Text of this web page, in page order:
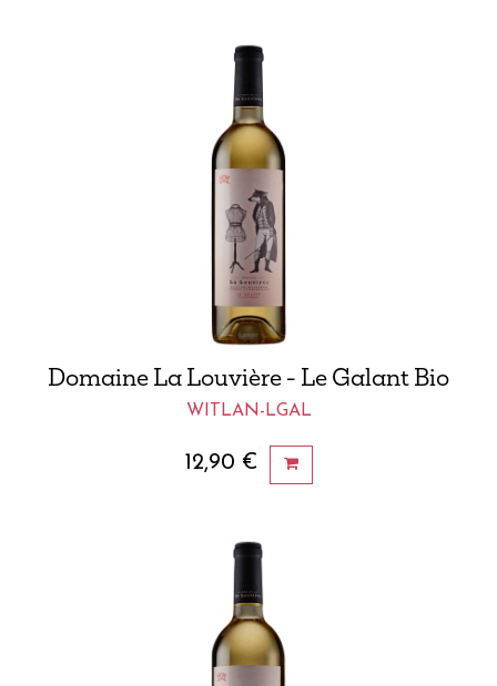
Domaine La Louvière - Le Galant Bio
WITLAN-LGAL
12,90 €